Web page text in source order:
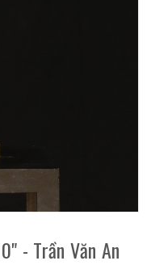
- Trần Văn An